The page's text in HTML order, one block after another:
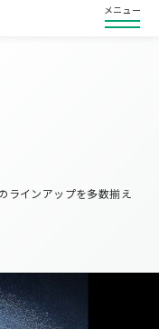
メニュー
ラインアップを多数揃え